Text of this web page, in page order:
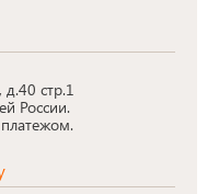
стр.1
России.